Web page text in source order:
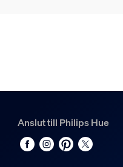
Anslut till Philips Hue